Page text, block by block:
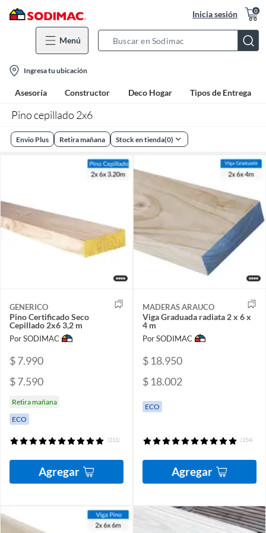
Inicia sesión 0
Menú
Bar
location-
icon
Ingresa tu ubicación
Asesoría Constructor Deco Hogar Tipos de Entrega
Pino cepillado 2x6
Envio Plus Retira mañana Stock en tienda(0)
GENERICO
Pino Certificado Seco
Cepillado 2x6 3,2 m
Por SODIMAC
$ 7.990
$ 7.590
Retira mañana
ECO
(211)
Agregar
MADERAS ARAUCO
Viga Graduada radiata 2 x 6 x
4 m
Por SODIMAC
$ 18.950
$ 18.002
ECO
(154)
Agregar